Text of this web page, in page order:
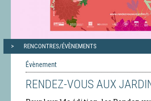
RENCONTRES/ÉVÈNEMENTS
Évènement
RENDEZ-VOUS AUX